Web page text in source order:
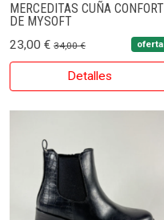
MERCEDITAS CUÑA CONFORT
DE MYSOFT
23,00 € 34,00 € oferta
Detalles